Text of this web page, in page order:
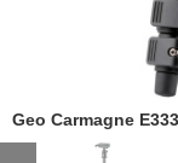
Geo Carmagne